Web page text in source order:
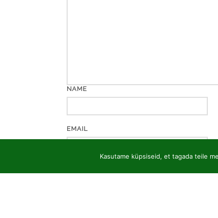
NAME
EMAIL
Kasutame küpsiseid, et tagada teile